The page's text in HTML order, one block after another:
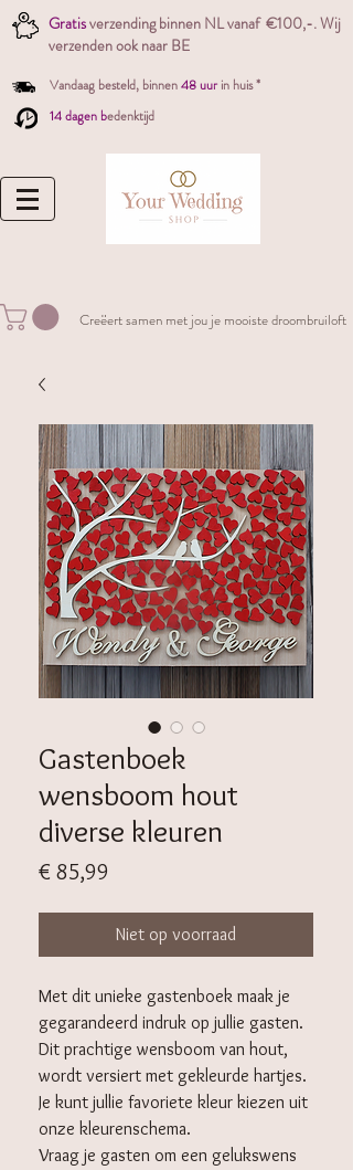
Gratisverzending binnen NL vanaf €100,-. Wij
verzenden ook naar BE
Vandaag besteld, binnen48 uur in huis *
14 dagen bedenktijd
Creëert samen met jou je mooiste droombruiloft
Gastenboek
wensboom hout
diverse kleuren
€ 85,99
Niet op voorraad
Met dit unieke gastenboek maak je
gegarandeerd indruk op jullie gasten.
Dit prachtige wensboom van hout,
wordt versiert met gekleurde hartjes.
Je kunt jullie favoriete kleur kiezen uit
onze kleurenschema.
Vraag je gasten om een gelukswens